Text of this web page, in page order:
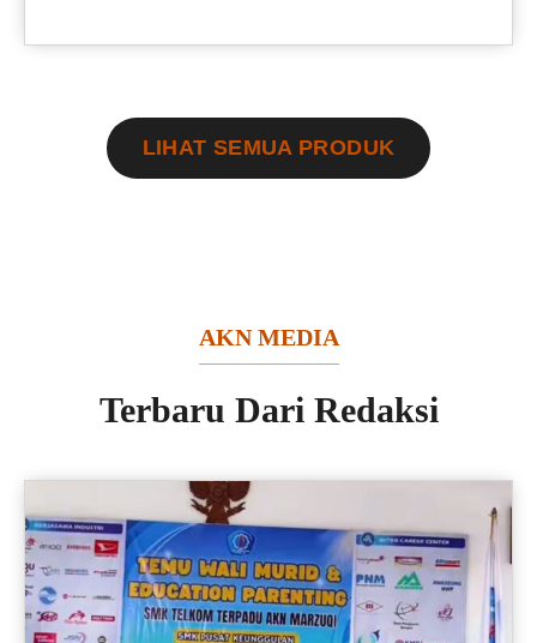
LIHAT SEMUA PRODUK
AKN MEDIA
Terbaru Dari Redaksi